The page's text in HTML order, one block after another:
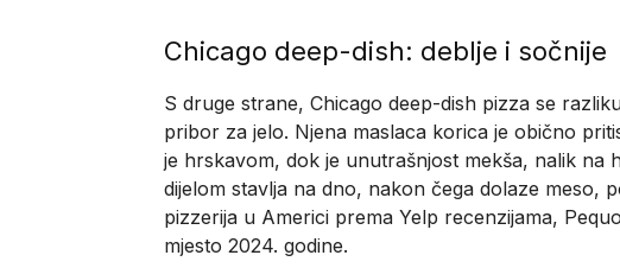
Chicago deep-dish: deblje i sočnije
S druge strane, Chicago deep-dish pizza se
pribor za jelo. Njena maslaca korica je obično
je hrskavom, dok je unutrašnjost mekša, nalik na
dijelom stavlja na dno, nakon čega dolaze meso,
pizzerija u Americi prema Yelp recenzijama,
mjesto 2024. godine.